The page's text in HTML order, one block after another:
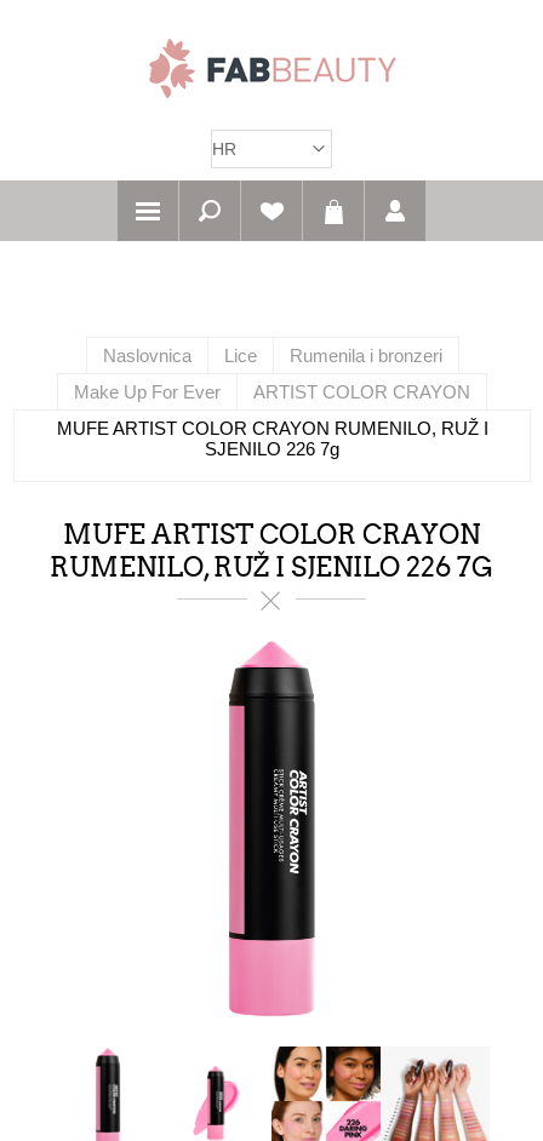
Naslovnica Lice
Rumenila i bronzeri
Make Up For Ever
ARTIST COLOR CRAYON
MUFE ARTIST COLOR CRAYON RUMENILO, RUŽ I
SJENILO 226 7g
MUFE ARTIST COLOR CRAYON
RUMENILO, RUŽ I SJENILO 226 7G